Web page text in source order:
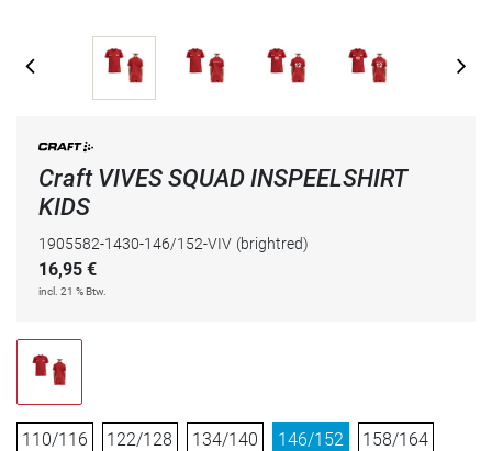
Craft VIVES SQUAD INSPEELSHIRT
KIDS
1905582-1430-146/152-VIV (brightred)
16,95 €
incl. 21 % Btw.
110/116 122/128 134/140 146/152 158/164